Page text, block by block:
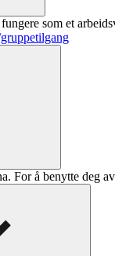
som et
For å benytte deg